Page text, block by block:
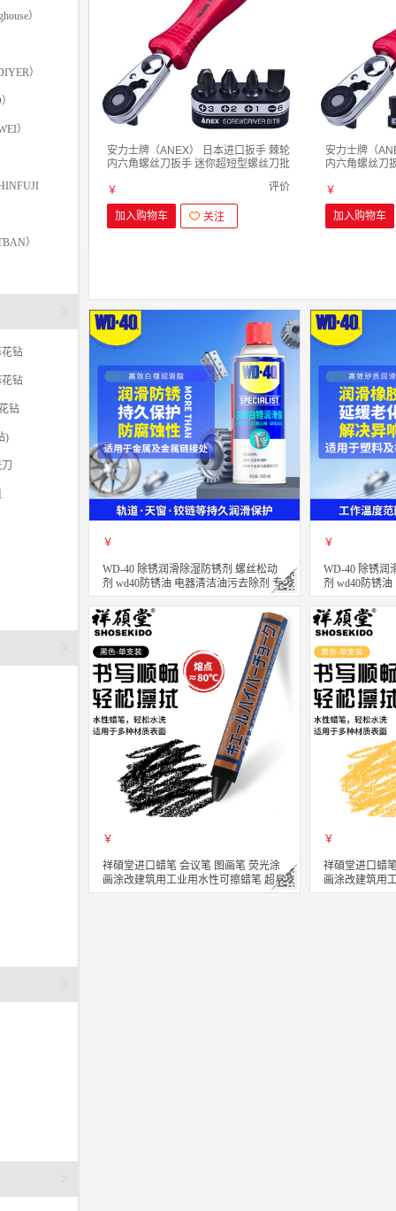
）
）
）
）
钻
钻
钻
)
安力士牌（ANEX） 日本进口扳手 棘轮
内六角螺丝刀扳手 迷你超短型螺丝刀批
￥
评价
加入购物车 关注
安力士牌（
内六角螺丝刀
￥
加入购物车
￥
WD-40 除锈润滑除湿防锈剂 螺丝松动
剂 wd40防锈油 电器清洁油污去除剂 专
效型高效白锂润滑脂 360ml
立即购买
￥
WD-40 除锈润
剂 wd40防锈
效型高效矽质
立即购买
￥
祥碩堂进口蜡笔 会议笔 图画笔 荧光涂
画涂改建筑用工业用水性可擦蜡笔 超易
擦 110mmX14mm 黑色(单支装）
￥
祥碩堂进口蜡
画涂改建筑用
擦